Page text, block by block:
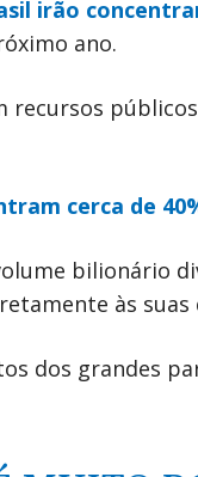
irão
ano.
recursos
cerca de
bilionário
às suas
dos grandes